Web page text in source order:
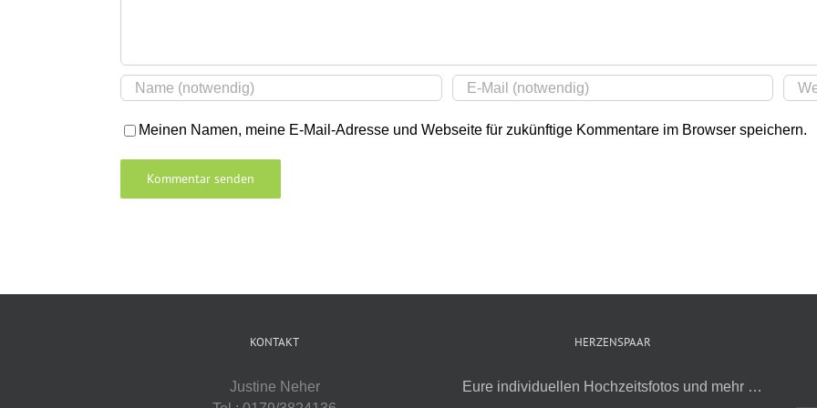
Meinen Namen, meine E-Mail-Adresse und Webseite für zukünftige Kommentare im Browser speichern.
KONTAKT
Justine Neher
HERZENSPAAR
Eure individuellen Hochzeitsfotos und mehr …